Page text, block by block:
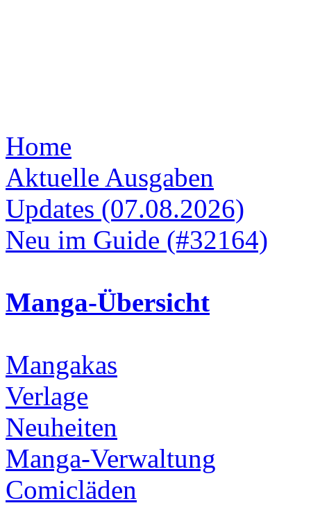
Home
Aktuelle Ausgaben
Updates (07.08.2026)
Neu im Guide (#32164)
Manga-Übersicht
Mangakas
Verlage
Neuheiten
Manga-Verwaltung
Comicläden